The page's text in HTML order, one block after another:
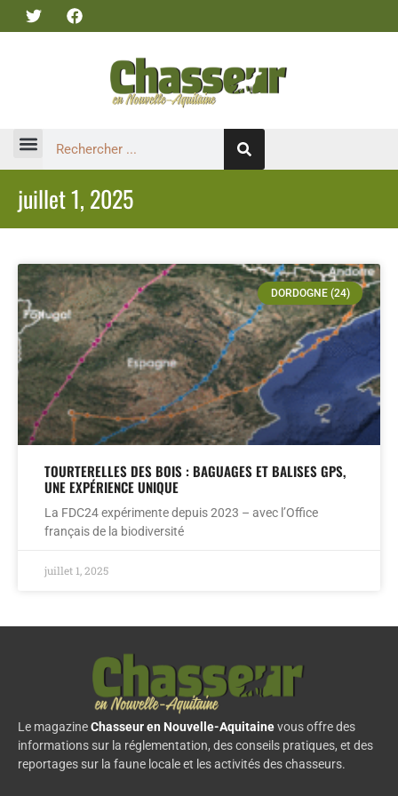
juillet 1, 2025
DORDOGNE (24)
TOURTERELLES DES BOIS : BAGUAGES ET BALISES GPS,
UNE EXPÉRIENCE UNIQUE
La FDC24 expérimente depuis 2023 – avec l’Office
français de la biodiversité
juillet 1, 2025
Le magazineChasseur en Nouvelle-Aquitainevous offre des
informations sur la réglementation, des conseils pratiques, et des
reportages sur la faune locale et les activités des chasseurs.